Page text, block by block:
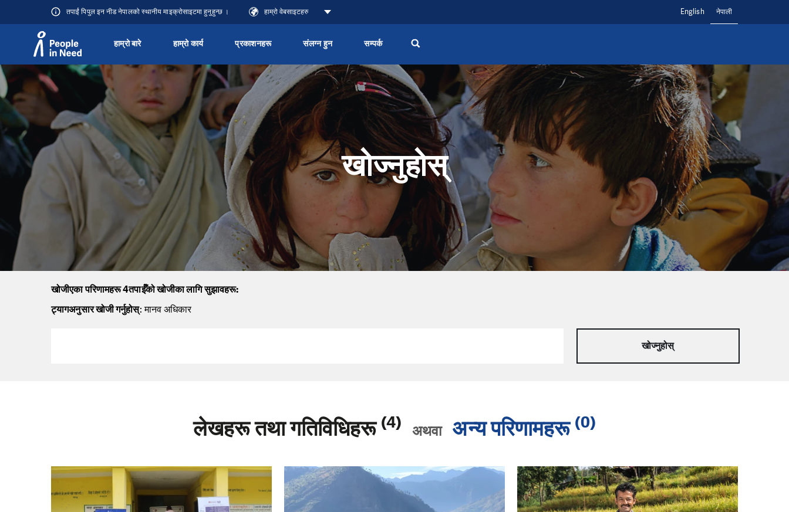
Přeskočit na obsah
तपाईं पिपुल इन नीड नेपालको स्थानीय माइक्रोसाइटमा हुनुहुन्छ । हाम्रो वेबसाइटहरु English नेपाली
हाम्रो बारे हाम्रो कार्य प्रकाशनहरू संलग्न हुन सम्पर्क
खोज्नुहोस्
खोजीएका परिणामहरू 4तपाईँको खोजीका लागि सुझावहरू:
ट्यागअनुसार खोजी गर्नुहोस्: मानव अधिकार
लेखहरू तथा गतिविधिहरू (4) अथवा अन्य परिणामहरू (0)